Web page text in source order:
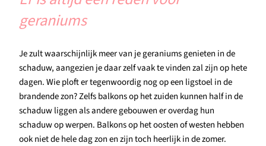
geraniums
Je zult waarschijnlijk meer van je geraniums genieten in de
schaduw, aangezien je daar zelf vaak te vinden zal zijn op hete
dagen. Wie ploft er tegenwoordig nog op een ligstoel in de
brandende zon? Zelfs balkons op het zuiden kunnen half in de
schaduw liggen als andere gebouwen er overdag hun
schaduw op werpen. Balkons op het oosten of westen hebben
ook niet de hele dag zon en zijn toch heerlijk in de zomer.